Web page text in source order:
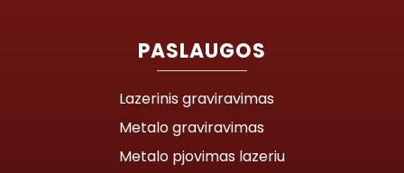
PASLAUGOS
Lazerinis graviravimas
Metalo graviravimas
Metalo pjovimas lazeriu